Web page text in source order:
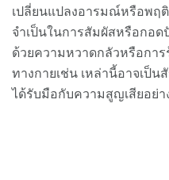
เปลี่ยนแปลงอารมณ์หรือพฤ
จำเป็นในการสัมผัสหรือกอ
ด้วยความหวาดกลัวหรือการ
ทางกายเช่น เหล่านี้อาจเ
ได้รับมือกับความสูญเสียอย่